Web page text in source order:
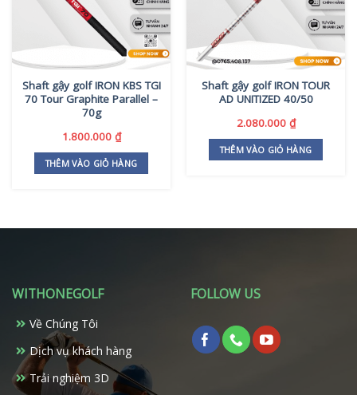
Shaft gậy golf IRON KBS TGI
70 Tour Graphite Parallel –
70g
1.800.000 ₫
THÊM VÀO GIỎ HÀNG
Shaft gậy golf IRON TOUR
AD UNITIZED 40/50
2.080.000 ₫
THÊM VÀO GIỎ HÀNG
WITHONEGOLF
Về Chúng Tôi
Dịch vụ khách hàng
Trải nghiệm 3D
FOLLOW US